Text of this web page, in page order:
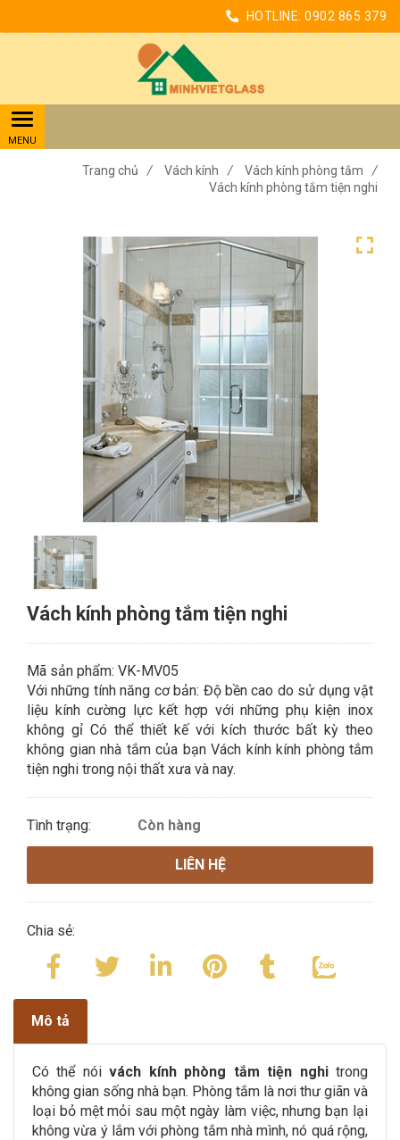
HOTLINE: 0902 865 379
Trang chủ / Vách kính / Vách kính phòng tắm
/
Vách kính phòng tắm tiện nghi
Vách kính phòng tắm tiện nghi
Mã sản phẩm: VK-MV05
Với những tính năng cơ bản: Độ bền cao do sử dụng vật
liệu kính cường lực kết hợp với những phụ kiện inox
không gỉ Có thể thiết kế với kích thước bất kỳ theo
không gian nhà tắm của bạn Vách kính kính phòng tắm
tiện nghi trong nội thất xưa và nay.
Tình trạng: Còn hàng
LIÊN HỆ
Chia sẻ:
Mô tả
Có thể nói vách kính phòng tắm tiện nghitrong
không gian sống nhà bạn. Phòng tắm là nơi thư giãn và
loại bỏ mệt mỏi sau một ngày làm việc, nhưng bạn lại
không vừa ý lắm với phòng tắm nhà mình, nó quá rộng,